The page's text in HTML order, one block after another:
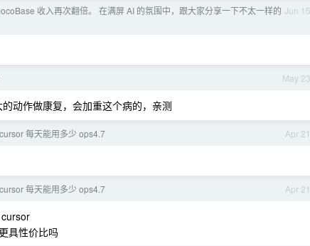
Jun 15
收入再次翻倍。 在满屏 AI 的氛围中，跟大家分享一下不太一样的
May 23
动作做康复，会加重这个病的，亲测
Apr 21
每天能用多少 ops4.7
Apr 21
每天能用多少 ops4.7
具性价比吗